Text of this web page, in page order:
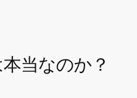
当なのか？